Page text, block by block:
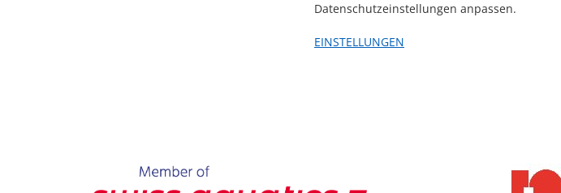
Datenschutzeinstellungen anpassen.
EINSTELLUNGEN